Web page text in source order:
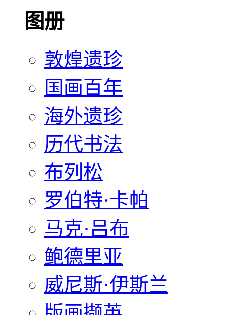
图册
敦煌遗珍
国画百年
海外遗珍
历代书法
布列松
罗伯特·卡帕
马克·吕布
鲍德里亚
威尼斯·伊斯兰